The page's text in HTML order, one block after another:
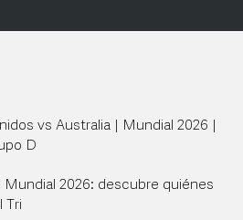
vs Australia | Mundial 2026 |
D
Mundial 2026: descubre quiénes
Tri